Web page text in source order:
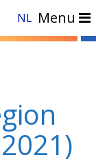
NL Menu